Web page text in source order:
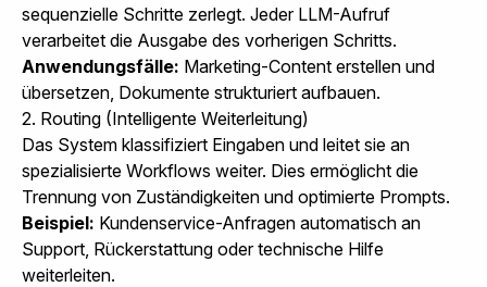
sequenzielle Schritte zerlegt. Jeder LLM-Aufruf
verarbeitet die Ausgabe des vorherigen Schritts.
Anwendungsfälle: Marketing-Content erstellen und
übersetzen, Dokumente strukturiert aufbauen.
2. Routing (Intelligente Weiterleitung)
Das System klassifiziert Eingaben und leitet sie an
spezialisierte Workflows weiter. Dies ermöglicht die
Trennung von Zuständigkeiten und optimierte Prompts.
Beispiel: Kundenservice-Anfragen automatisch an
Support, Rückerstattung oder technische Hilfe
weiterleiten.